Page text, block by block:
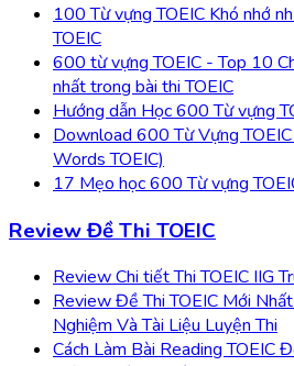
100 Từ vựng TOEIC Khó nhớ
TOEIC
600 từ vựng TOEIC - Top 10
nhất trong bài thi TOEIC
Hướng dẫn Học 600 Từ vựng
Download 600 Từ Vựng
Words TOEIC)
17 Mẹo học 600 Từ vựng
Review Đề Thi TOEIC
Review Chi tiết Thi TOEIC IIG
Review Đề Thi TOEIC Mới
Nghiệm Và Tài Liệu Luyện Thi
Cách Làm Bài Reading